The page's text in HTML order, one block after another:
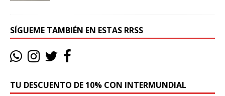
SÍGUEME TAMBIÉN EN ESTAS RRSS
TU DESCUENTO DE 10% CON INTERMUNDIAL